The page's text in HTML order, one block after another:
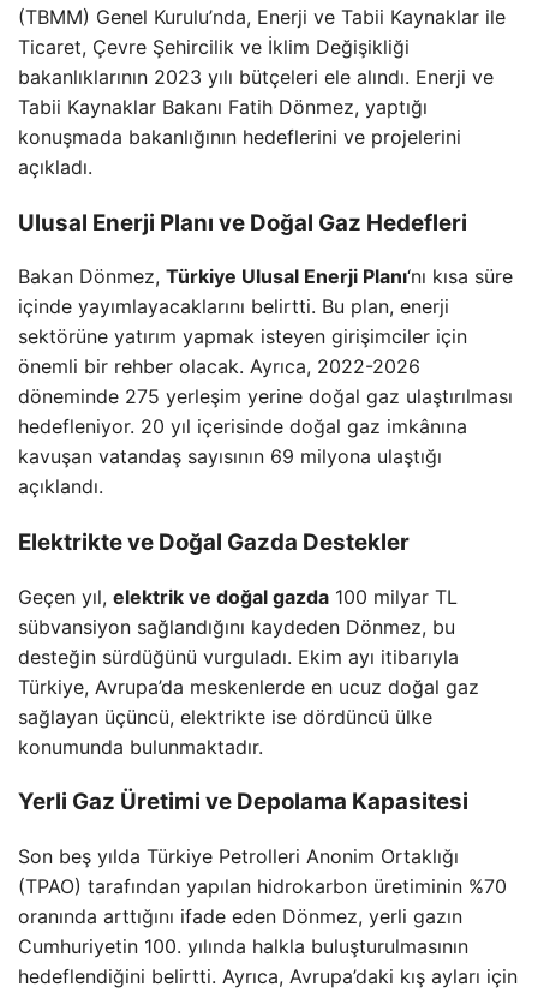
(TBMM) Genel Kurulu’nda, Enerji ve Tabii Kaynaklar ile
Ticaret, Çevre Şehircilik ve İklim Değişikliği
bakanlıklarının 2023 yılı bütçeleri ele alındı. Enerji ve
Tabii Kaynaklar Bakanı Fatih Dönmez, yaptığı
konuşmada bakanlığının hedeflerini ve projelerini
açıkladı.
Ulusal Enerji Planı ve Doğal Gaz Hedefleri
Bakan Dönmez, Türkiye Ulusal Enerji Planı‘nı kısa süre
içinde yayımlayacaklarını belirtti. Bu plan, enerji
sektörüne yatırım yapmak isteyen girişimciler için
önemli bir rehber olacak. Ayrıca, 2022-2026
döneminde 275 yerleşim yerine doğal gaz ulaştırılması
hedefleniyor. 20 yıl içerisinde doğal gaz imkânına
kavuşan vatandaş sayısının 69 milyona ulaştığı
açıklandı.
Elektrikte ve Doğal Gazda Destekler
Geçen yıl, elektrik ve doğal gazda 100 milyar TL
sübvansiyon sağlandığını kaydeden Dönmez, bu
desteğin sürdüğünü vurguladı. Ekim ayı itibarıyla
Türkiye, Avrupa’da meskenlerde en ucuz doğal gaz
sağlayan üçüncü, elektrikte ise dördüncü ülke
konumunda bulunmaktadır.
Yerli Gaz Üretimi ve Depolama Kapasitesi
Son beş yılda Türkiye Petrolleri Anonim Ortaklığı
(TPAO) tarafından yapılan hidrokarbon üretiminin %70
oranında arttığını ifade eden Dönmez, yerli gazın
Cumhuriyetin 100. yılında halkla buluşturulmasının
hedeflendiğini belirtti. Ayrıca, Avrupa’daki kış ayları için